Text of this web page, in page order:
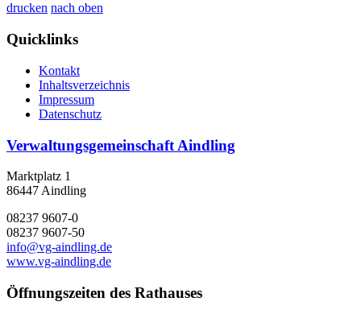
drucken nach oben
Quicklinks
Kontakt
Inhaltsverzeichnis
Impressum
Datenschutz
Verwaltungsgemeinschaft Aindling
Marktplatz 1
86447 Aindling
08237 9607-0
08237 9607-50
info@vg-aindling.de
www.vg-aindling.de
Öffnungszeiten des Rathauses